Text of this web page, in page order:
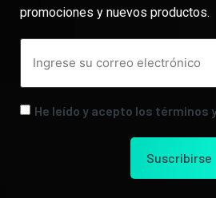
promociones y nuevos productos.
He leído y acepto los términos